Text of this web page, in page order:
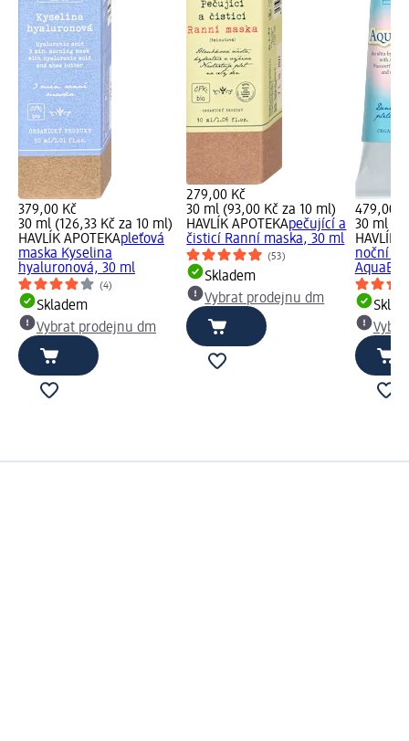
379,00 Kč
30 ml (126,33 Kč za 10 ml)
HAVLÍK APOTEKApleťová
maska Kyselina
hyaluronová, 30 ml
(4)
Skladem
Vybrat prodejnu dm
279,00 Kč
30 ml (93,00 Kč za 10 ml)
HAVLÍK APOTEKApečující a
čisticí Ranní maska, 30 ml
(53)
Skladem
Vybrat prodejnu dm
479,00
30 ml
HAVLÍK
noční